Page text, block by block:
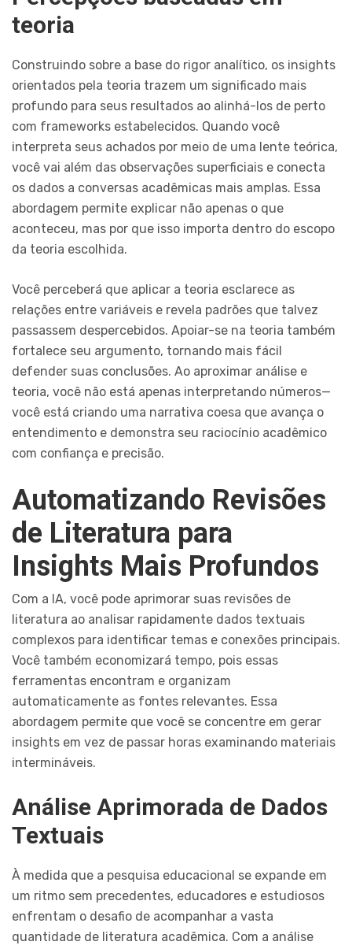
teoria
Construindo sobre a base do rigor analítico, os insights
orientados pela teoria trazem um significado mais
profundo para seus resultados ao alinhá-los de perto
com frameworks estabelecidos. Quando você
interpreta seus achados por meio de uma lente teórica,
você vai além das observações superficiais e conecta
os dados a conversas acadêmicas mais amplas. Essa
abordagem permite explicar não apenas o que
aconteceu, mas por que isso importa dentro do escopo
da teoria escolhida.
Você perceberá que aplicar a teoria esclarece as
relações entre variáveis e revela padrões que talvez
passassem despercebidos. Apoiar-se na teoria também
fortalece seu argumento, tornando mais fácil
defender suas conclusões. Ao aproximar análise e
teoria, você não está apenas interpretando números—
você está criando uma narrativa coesa que avança o
entendimento e demonstra seu raciocínio acadêmico
com confiança e precisão.
Automatizando Revisões
de Literatura para
Insights Mais Profundos
Com a IA, você pode aprimorar suas revisões de
literatura ao analisar rapidamente dados textuais
complexos para identificar temas e conexões principais.
Você também economizará tempo, pois essas
ferramentas encontram e organizam
automaticamente as fontes relevantes. Essa
abordagem permite que você se concentre em gerar
insights em vez de passar horas examinando materiais
intermináveis.
Análise Aprimorada de Dados
Textuais
À medida que a pesquisa educacional se expande em
um ritmo sem precedentes, educadores e estudiosos
enfrentam o desafio de acompanhar a vasta
quantidade de literatura acadêmica. Com a análise